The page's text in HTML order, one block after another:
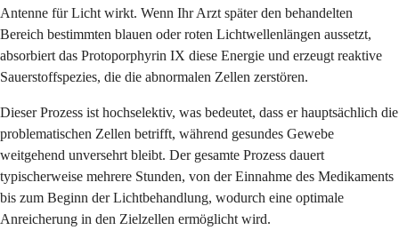
Antenne für Licht wirkt. Wenn Ihr Arzt später den behandelten
Bereich bestimmten blauen oder roten Lichtwellenlängen aussetzt,
absorbiert das Protoporphyrin IX diese Energie und erzeugt reaktive
Sauerstoffspezies, die die abnormalen Zellen zerstören.
Dieser Prozess ist hochselektiv, was bedeutet, dass er hauptsächlich die
problematischen Zellen betrifft, während gesundes Gewebe
weitgehend unversehrt bleibt. Der gesamte Prozess dauert
typischerweise mehrere Stunden, von der Einnahme des Medikaments
bis zum Beginn der Lichtbehandlung, wodurch eine optimale
Anreicherung in den Zielzellen ermöglicht wird.